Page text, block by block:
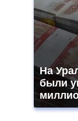
На
были